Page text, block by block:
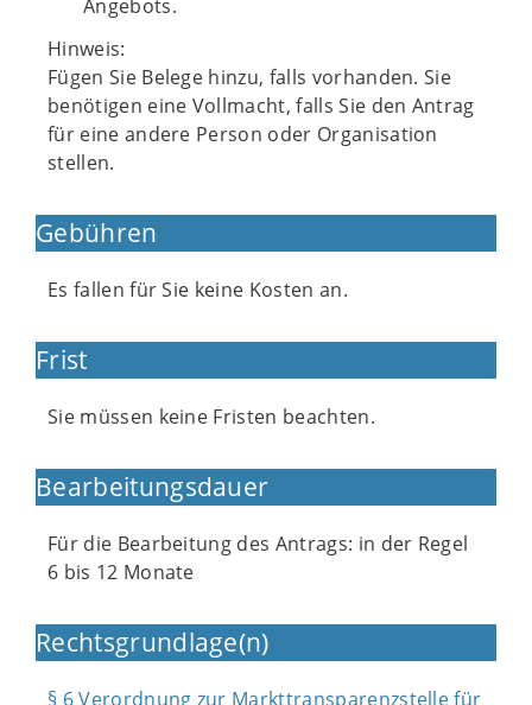
Angebots.
Hinweis:
Fügen Sie Belege hinzu, falls vorhanden. Sie
benötigen eine Vollmacht, falls Sie den Antrag
für eine andere Person oder Organisation
stellen.
Gebühren
Es fallen für Sie keine Kosten an.
Frist
Sie müssen keine Fristen beachten.
Bearbeitungsdauer
Für die Bearbeitung des Antrags: in der Regel
6 bis 12 Monate
Rechtsgrundlage(n)
§ 6 Verordnung zur Markttransparenzstelle für